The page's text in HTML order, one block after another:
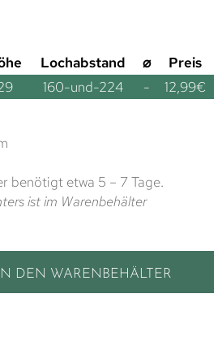
Lochabstand ⌀
Preis
160-und-224 - 12,99€
benötigt etwa 5 – 7 Tage.
ist im Warenbehälter
IN DEN WARENBEHÄLTER